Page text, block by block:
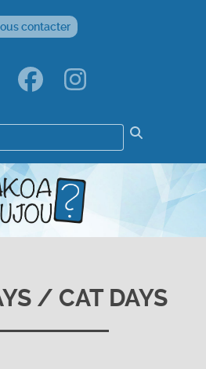
contacter
Résultats
de
votre
recherche
:
/ CAT DAYS